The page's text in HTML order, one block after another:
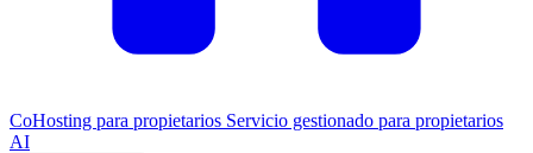
CoHosting para propietarios Servicio gestionado para propietarios
AI